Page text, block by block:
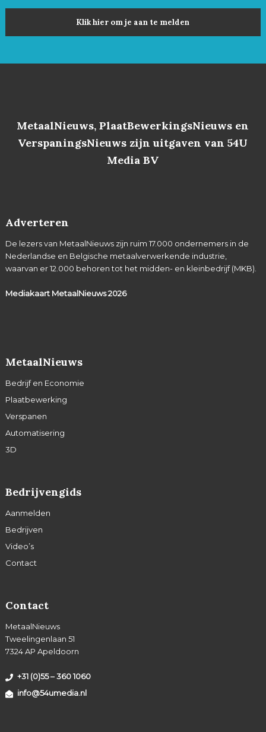
Klik hier om je aan te melden
MetaalNieuws, PlaatBewerkingsNieuws en
VerspaningsNieuws zijn uitgaven van 54U
Media BV
Adverteren
De lezers van MetaalNieuws zijn ruim 17.000 ondernemers in de
Nederlandse en Belgische metaalverwerkende industrie,
waarvan er 12.000 behoren tot het midden- en kleinbedrijf (MKB).
Mediakaart MetaalNieuws2026
MetaalNieuws
Bedrijf en Economie
Plaatbewerking
Verspanen
Automatisering
3D
Bedrijvengids
Aanmelden
Bedrijven
Video’s
Contact
Contact
MetaalNieuws
Tweelingenlaan 51
7324 AP Apeldoorn
+31 (0)55 – 360 1060
info@54umedia.nl